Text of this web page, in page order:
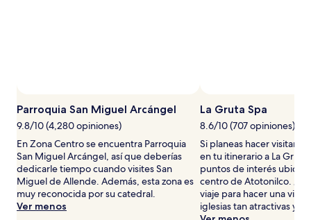
disponibilidad
están
sujetos
cambios.
Aplican
términos
adicionales.
Parroquia San Miguel Arcángel
9.8/10 (4,280 opiniones)
En Zona Centro se encuentra Parroquia
San Miguel Arcángel, así que deberías
dedicarle tiempo cuando visites San
Miguel de Allende. Además, esta zona es
muy reconocida por su catedral.
Ver menos
La Gruta Spa
8.6/10 (707 opiniones)
Si planeas hacer visitar
en tu itinerario a La Gruta
puntos de interés
centro de Atotonilco. ¿Y
viaje para hacer una
iglesias tan atractivas y la